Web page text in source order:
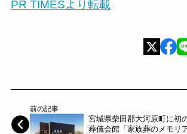
PR TIMESより転載
前の記事
宮城県柴田郡大河原町に初
葬儀会館「家族葬のメモリ